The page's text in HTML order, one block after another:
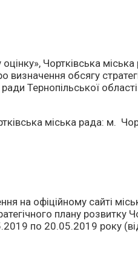
Чортківська
обсягу
ради Тернопільської
міська рада: м.
на офіційному сайті
плану розвитку
по 20.05.2019 року